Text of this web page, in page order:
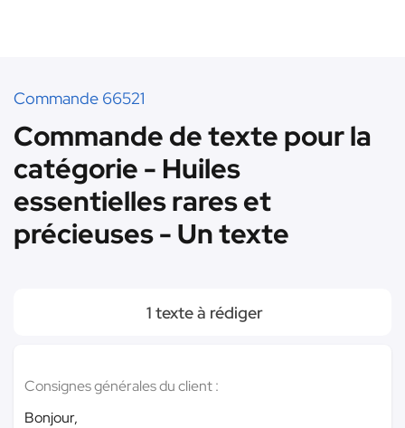
Commande 66521
Commande de texte pour la
catégorie - Huiles
essentielles rares et
précieuses - Un texte
1 texte à rédiger
Consignes générales du client :
Bonjour,